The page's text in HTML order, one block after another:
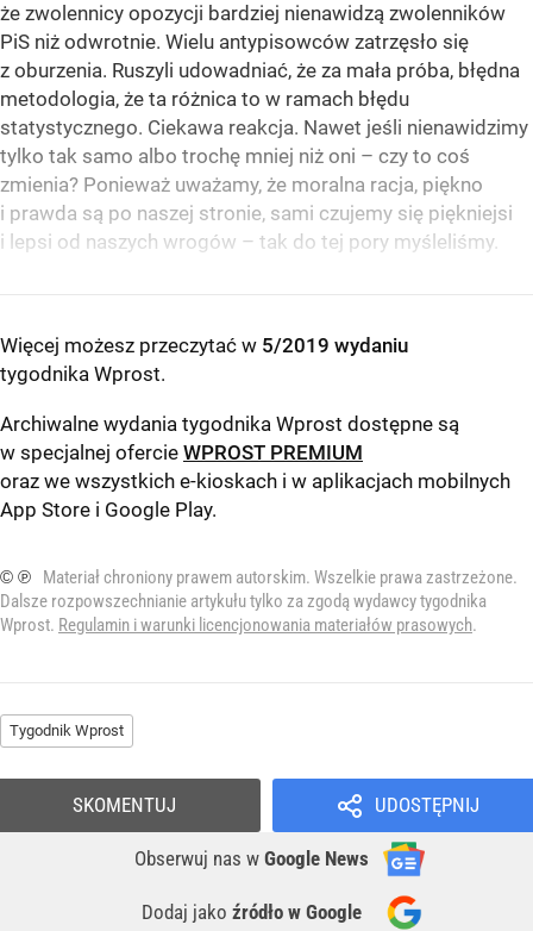
że zwolennicy opozycji bardziej nienawidzą zwolenników
PiS niż odwrotnie. Wielu antypisowców zatrzęsło się
z oburzenia. Ruszyli udowadniać, że za mała próba, błędna
metodologia, że ta różnica to w ramach błędu
statystycznego. Ciekawa reakcja. Nawet jeśli nienawidzimy
tylko tak samo albo trochę mniej niż oni – czy to coś
zmienia? Ponieważ uważamy, że moralna racja, piękno
i prawda są po naszej stronie, sami czujemy się piękniejsi
i lepsi od naszych wrogów – tak do tej pory myśleliśmy.
Więcej możesz przeczytać w 5/2019 wydaniu
tygodnika Wprost.
Archiwalne wydania tygodnika Wprost dostępne są
w specjalnej ofercie WPROST PREMIUM
oraz we wszystkich e-kioskach i w aplikacjach mobilnych
App Store i Google Play.
© ℗
Materiał chroniony prawem autorskim. Wszelkie prawa zastrzeżone.
Dalsze rozpowszechnianie artykułu tylko za zgodą wydawcy tygodnika
Wprost. Regulamin i warunki licencjonowania materiałów prasowych.
Tygodnik Wprost
UDOSTĘPNIJ
Obserwuj nas w Google News
Dodaj jako źródło w Google
SKOMENTUJ